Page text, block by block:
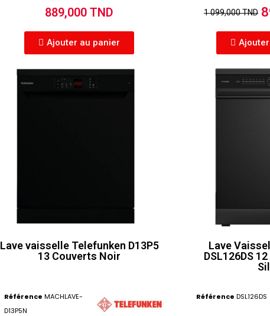
889,000 TND
Ajouter au panier
1 099,000 TND
Lave vaisselle Telefunken D13P5
13 Couverts Noir
Référence MACHLAVE-
D13P5N
Lave
DSL126DS
Référence DSL126DS